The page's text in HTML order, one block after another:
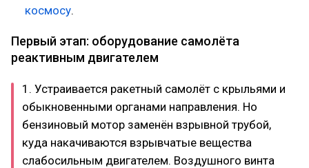
космосу.
Первый этап: оборудование самолёта
реактивным двигателем
1. Устраивается ракетный самолёт с крыльями и
обыкновенными органами направления. Но
бензиновый мотор заменён взрывной трубой,
куда накачиваются взрывчатые вещества
слабосильным двигателем. Воздушного винта